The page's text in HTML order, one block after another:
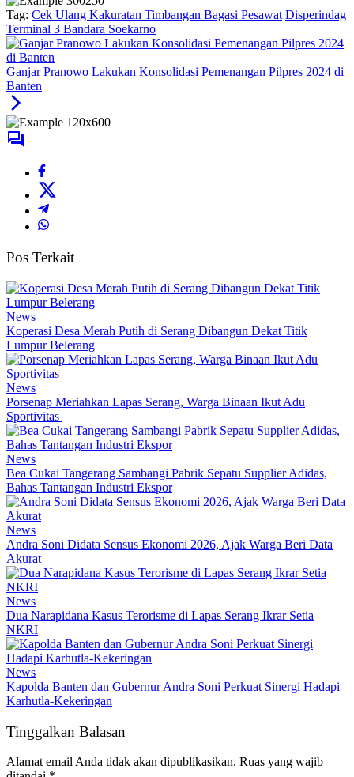
Tag: Cek Ulang Kakuratan Timbangan Bagasi Pesawat Disperindag
Terminal 3 Bandara Soekarno
Ganjar Pranowo Lakukan Konsolidasi Pemenangan Pilpres 2024 di
Banten
Pos Terkait
News
Koperasi Desa Merah Putih di Serang Dibangun Dekat Titik
Lumpur Belerang
News
Porsenap Meriahkan Lapas Serang, Warga Binaan Ikut Adu
Sportivitas
News
Bea Cukai Tangerang Sambangi Pabrik Sepatu Supplier Adidas,
Bahas Tantangan Industri Ekspor
News
Andra Soni Didata Sensus Ekonomi 2026, Ajak Warga Beri Data
Akurat
News
Dua Narapidana Kasus Terorisme di Lapas Serang Ikrar Setia
NKRI
News
Kapolda Banten dan Gubernur Andra Soni Perkuat Sinergi Hadapi
Karhutla-Kekeringan
Tinggalkan Balasan
Alamat email Anda tidak akan dipublikasikan. Ruas yang wajib